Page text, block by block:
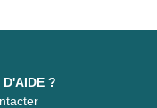
D'AIDE ?